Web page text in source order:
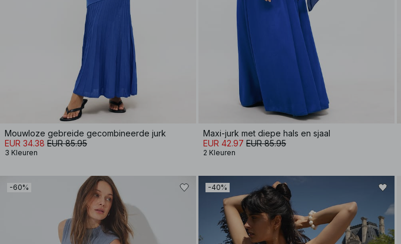
Mouwloze gebreide gecombineerde jurk
EUR 34.38 EUR 85.95
3 Kleuren
Maxi-jurk met diepe hals en sjaal
EUR 42.97 EUR 85.95
2 Kleuren
-60% -40%